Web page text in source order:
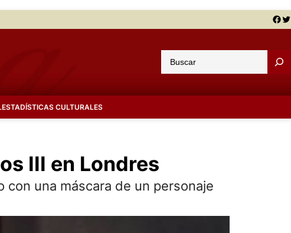
Facebook Twitter
u
a
ESTADÍSTICAS CULTURALES
III en Londres
una máscara de un personaje